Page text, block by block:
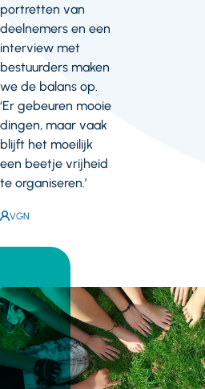
portretten van
deelnemers en een
interview met
bestuurders maken
we de balans op.
‘Er gebeuren mooie
dingen, maar vaak
blijft het moeilijk
een beetje vrijheid
te organiseren.’
Auteur:
VGN